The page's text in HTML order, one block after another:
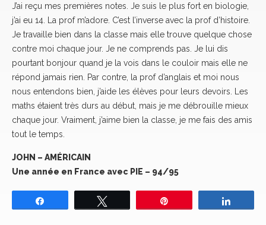
J’ai reçu mes premières notes. Je suis le plus fort en biologie,
j’ai eu 14. La prof m’adore. C’est l’inverse avec la prof d’histoire.
Je travaille bien dans la classe mais elle trouve quelque chose
contre moi chaque jour. Je ne comprends pas. Je lui dis
pourtant bonjour quand je la vois dans le couloir mais elle ne
répond jamais rien. Par contre, la prof d’anglais et moi nous
nous entendons bien, j’aide les élèves pour leurs devoirs. Les
maths étaient très durs au début, mais je me débrouille mieux
chaque jour. Vraiment, j’aime bien la classe, je me fais des amis
tout le temps.
JOHN – AMÉRICAIN
Une année en France avec PIE – 94/95